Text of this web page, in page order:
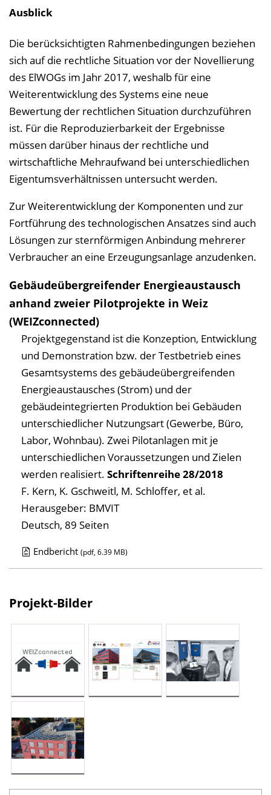
Ausblick
Die berücksichtigten Rahmenbedingungen beziehen
sich auf die rechtliche Situation vor der Novellierung
des ElWOGs im Jahr 2017, weshalb für eine
Weiterentwicklung des Systems eine neue
Bewertung der rechtlichen Situation durchzuführen
ist. Für die Reproduzierbarkeit der Ergebnisse
müssen darüber hinaus der rechtliche und
wirtschaftliche Mehraufwand bei unterschiedlichen
Eigentumsverhältnissen untersucht werden.
Zur Weiterentwicklung der Komponenten und zur
Fortführung des technologischen Ansatzes sind auch
Lösungen zur sternförmigen Anbindung mehrerer
Verbraucher an eine Erzeugungsanlage anzudenken.
Gebäudeübergreifender Energieaustausch
anhand zweier Pilotprojekte in Weiz
(WEIZconnected)
Projektgegenstand ist die Konzeption, Entwicklung
und Demonstration bzw. der Testbetrieb eines
Gesamtsystems des gebäudeübergreifenden
Energieaustausches (Strom) und der
gebäudeintegrierten Produktion bei Gebäuden
unterschiedlicher Nutzungsart (Gewerbe, Büro,
Labor, Wohn­bau). Zwei Pilotanlagen mit je
unterschiedlichen Voraussetzungen und Zielen
werden realisiert. Schriftenreihe28/2018
F. Kern, K. Gschweitl, M. Schloffer, et al.
Herausgeber: BMVIT
Deutsch, 89 Seiten
D
w
o
a
s
z
u
r
u
Endbericht (pdf, 6.39 MB)
Projekt-Bilder